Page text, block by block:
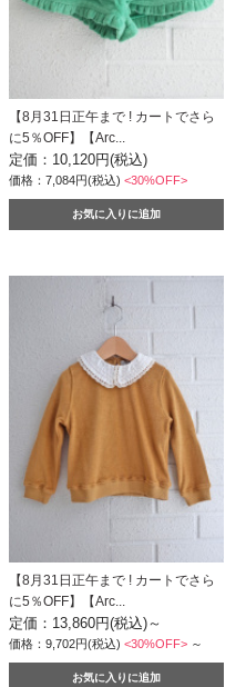
【8月31日正午まで ! カートでさら
に5％OFF】【Arc...
定価：10,120円(税込)
価格：7,084円(税込)<30%OFF>
【8月31日正午まで ! カートでさら
に5％OFF】【Arc...
定価：13,860円(税込)～
価格：9,702円(税込)<30%OFF> ～